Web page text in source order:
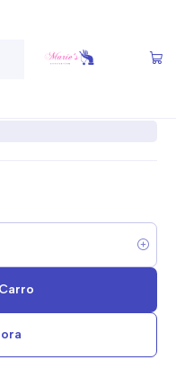
Acero Quirúgico
Cadena AQ V 6